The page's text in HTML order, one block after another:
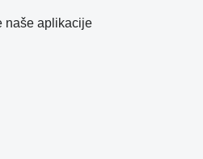
naše aplikacije